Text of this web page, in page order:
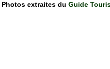
Photos extraites du Guide